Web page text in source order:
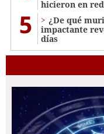
hicieron en
5
¿De qué
impactante
días